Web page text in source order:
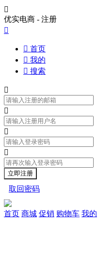

优实电商 - 注册

 首页
 我的
 搜索




取回密码
首页 商城 促销 购物车 我的